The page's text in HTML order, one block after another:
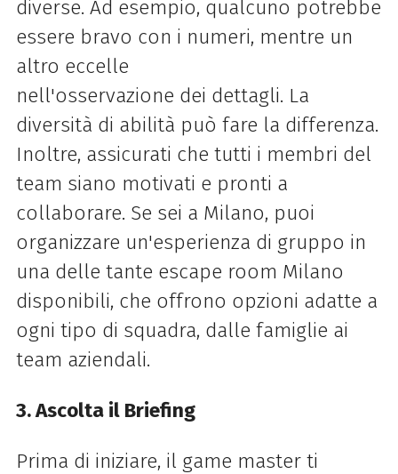
diverse. Ad esempio, qualcuno potrebbe
essere bravo con i numeri, mentre un
altro eccelle
nell'osservazione dei dettagli. La
diversità di abilità può fare la differenza.
Inoltre, assicurati che tutti i membri del
team siano motivati e pronti a
collaborare. Se sei a Milano, puoi
organizzare un'esperienza di gruppo in
una delle tante escape room Milano
disponibili, che offrono opzioni adatte a
ogni tipo di squadra, dalle famiglie ai
team aziendali.
3. Ascolta il Briefing
Prima di iniziare, il game master ti